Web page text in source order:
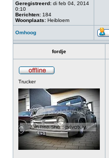
Geregistreerd: di feb 04, 2014
0:10
Berichten: 184
Woonplaats: Heibloem
Omhoog
fordje
Trucker